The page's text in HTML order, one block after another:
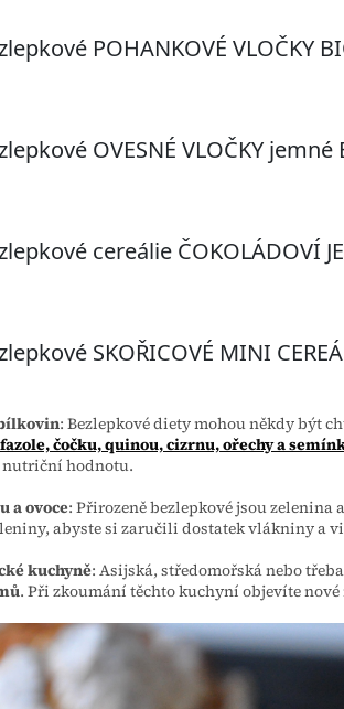
: Bezlepkové diety mohou někdy být
fazole, čočku, quinou, cizrnu, ořechy a
hodnotu.
a ovoce: Přirozeně bezlepkové jsou
abyste si zaručili dostatek vlákniny a
kuchyně: Asijská, středomořská nebo
. Při zkoumání těchto kuchyní objevíte